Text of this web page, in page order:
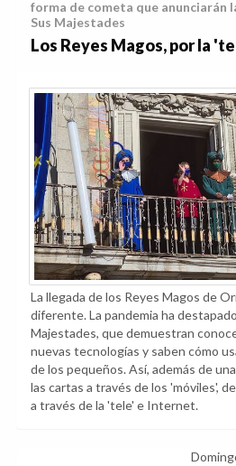
forma de cometa que anunciarán
Sus Majestades
Los Reyes Magos, por la
La llegada de los Reyes Magos de
diferente. La pandemia ha
Majestades, que demuestran
nuevas tecnologías y saben cómo
de los pequeños. Así, además de
las cartas a través de los 'móviles',
a través de la 'tele' e Internet.